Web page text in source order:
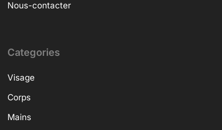
Nous-contacter
Categories
Visage
Corps
Mains